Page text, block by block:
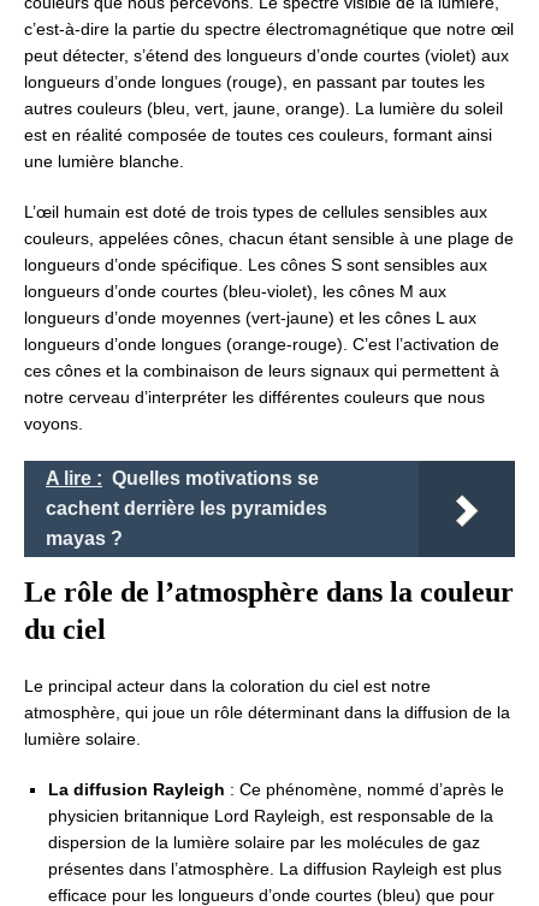
c’est-à-dire la partie du spectre électromagnétique que notre œil
peut détecter, s’étend des longueurs d’onde courtes (violet) aux
longueurs d’onde longues (rouge), en passant par toutes les
autres couleurs (bleu, vert, jaune, orange). La lumière du soleil
est en réalité composée de toutes ces couleurs, formant ainsi
une lumière blanche.
L’œil humain est doté de trois types de cellules sensibles aux
couleurs, appelées cônes, chacun étant sensible à une plage de
longueurs d’onde spécifique. Les cônes S sont sensibles aux
longueurs d’onde courtes (bleu-violet), les cônes M aux
longueurs d’onde moyennes (vert-jaune) et les cônes L aux
longueurs d’onde longues (orange-rouge). C’est l’activation de
ces cônes et la combinaison de leurs signaux qui permettent à
notre cerveau d’interpréter les différentes couleurs que nous
voyons.
A lire : Quelles motivations se
cachent derrière les pyramides
mayas ?
Le rôle de l’atmosphère dans la couleur
du ciel
Le principal acteur dans la coloration du ciel est notre
atmosphère, qui joue un rôle déterminant dans la diffusion de la
lumière solaire.
La diffusion Rayleigh : Ce phénomène, nommé d’après le
physicien britannique Lord Rayleigh, est responsable de la
dispersion de la lumière solaire par les molécules de gaz
présentes dans l’atmosphère. La diffusion Rayleigh est plus
efficace pour les longueurs d’onde courtes (bleu) que pour